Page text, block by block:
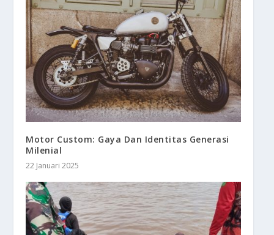
Motor Custom: Gaya Dan Identitas Generasi
Milenial
22 Januari 2025